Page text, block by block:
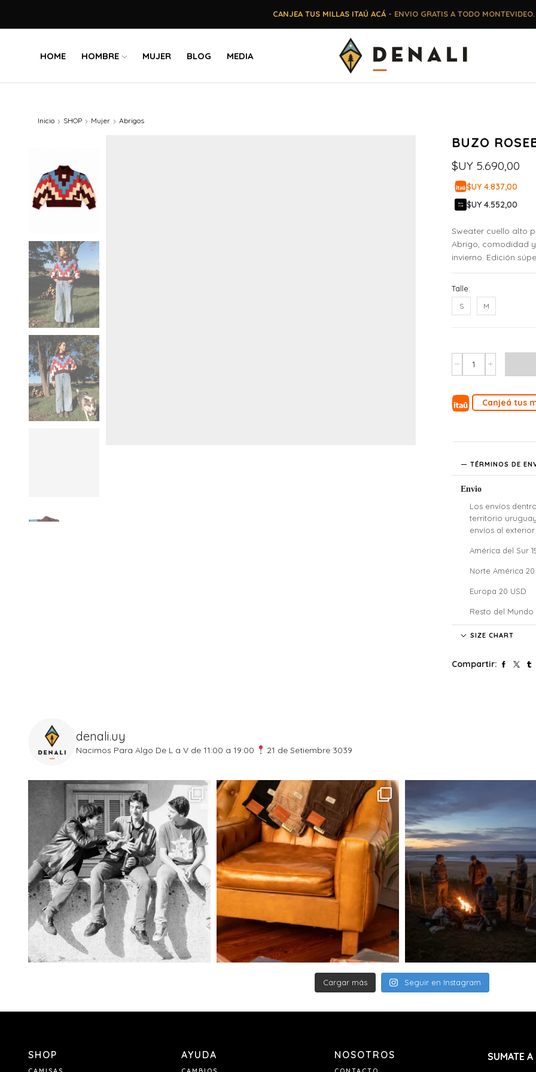
CANJEA TUS MILLAS ITAÚ ACÁ- ENVIO GRATIS A TODO MONTEVIDEO.
HOME HOMBRE MUJER BLOG MEDIA
Inicio SHOP Mujer Abrigos
BUZO
$UY 5.690,00
$UY 4.837,00
$UY 4.552,00
Sweater cuello alto
Abrigo, comodidad
invierno. Edición
Talle:
S M
Canjeá tus
TÉRMINOS DE
Envio
Los envíos
territorio
envíos al exterior
América del Sur
Norte América 20
Europa 20 USD
Resto del Mundo
Denali no se
costos y atrasos
Entregas
Las entregas
de lunes a
La entrega
18 años que se
documento.
Si no te
paquete, el
realizará un
Si tanto en el
entrega, el
mantendrá allí
es retirado, el
contactaremos
nuevo costo de
envío dentro de
derecho de
SIZE CHART
Compartir:
denali.uy
Nacimos Para Algo De L a V de 11:00 a 19:00 21 de Setiembre 3039
Cargar más Seguir en Instagram
SHOP AYUDA NOSOTROS SUMATE